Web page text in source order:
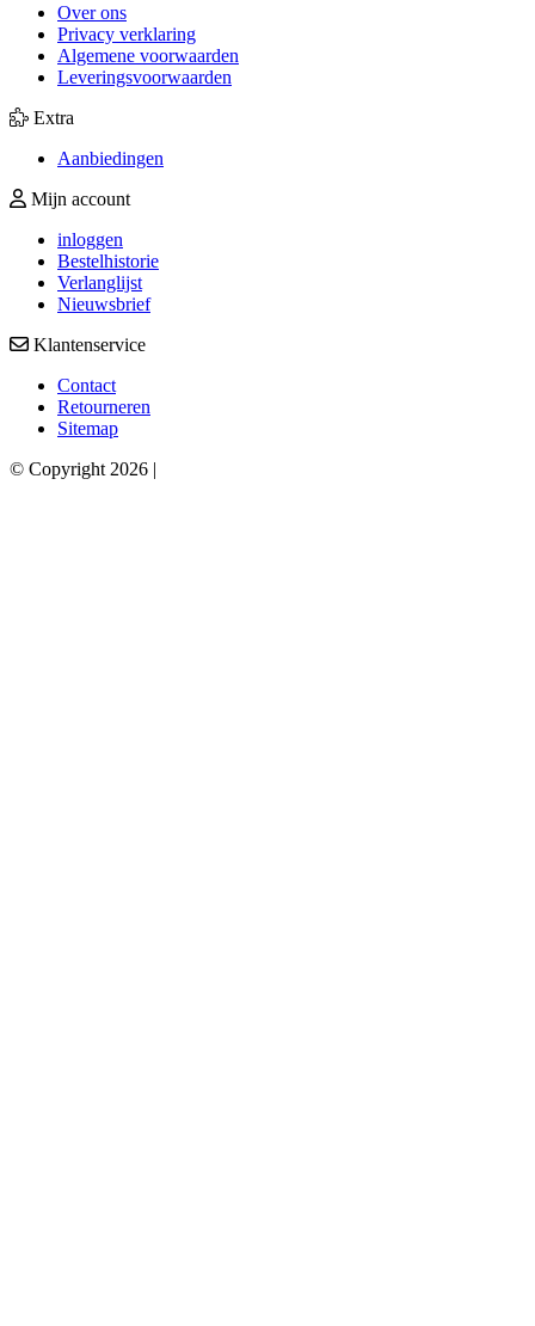
Over ons
Privacy verklaring
Algemene voorwaarden
Leveringsvoorwaarden
Extra
Aanbiedingen
Mijn account
inloggen
Bestelhistorie
Verlanglijst
Nieuwsbrief
Klantenservice
Contact
Retourneren
Sitemap
© Copyright 2026 |